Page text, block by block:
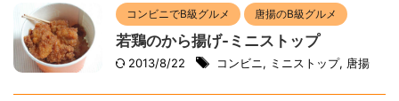
コンビニでB級グルメ 唐揚のB級グルメ
若鶏のから揚げ-ミニストップ
2013/8/22 コンビニ , ミニストップ, 唐揚